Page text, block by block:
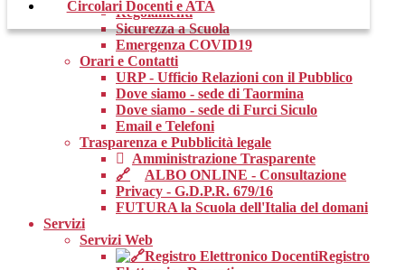
Circolari Docenti e ATA
Regolamenti
Sicurezza a Scuola
Emergenza COVID19
Orari e Contatti
URP - Ufficio Relazioni con il Pubblico
Dove siamo - sede di Taormina
Dove siamo - sede di Furci Siculo
Email e Telefoni
Trasparenza e Pubblicità legale
Amministrazione Trasparente
ALBO ONLINE - Consultazione
Privacy - G.D.P.R. 679/16
FUTURA la Scuola dell'Italia del domani
Servizi
Servizi Web
Registro